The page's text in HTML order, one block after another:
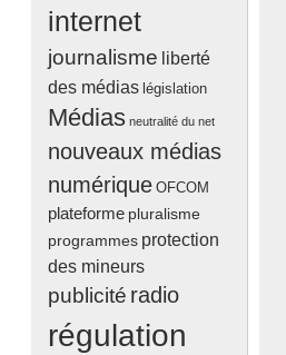
internet
journalisme liberté
des médias législation
Médias neutralité du net
nouveaux médias
numérique OFCOM
plateforme pluralisme
programmes protection
des mineurs
publicité radio
régulation